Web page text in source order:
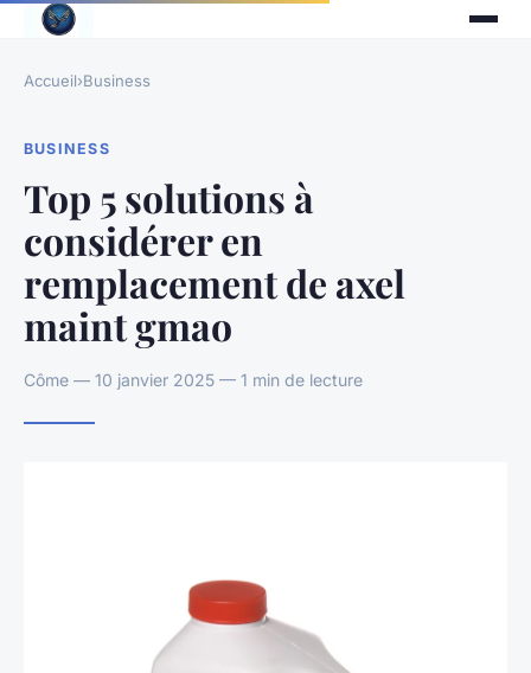
Accueil›Business
BUSINESS
Top 5 solutions à
considérer en
remplacement de axel
maint gmao
Côme — 10 janvier 2025 — 1 min de lecture